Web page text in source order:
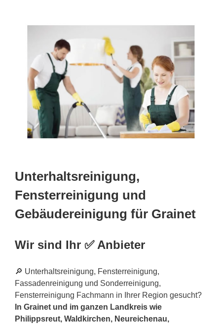
Unterhaltsreinigung,
Fensterreinigung und
Gebäudereinigung für Grainet
Wir sind Ihr ✅ Anbieter
🔎 Unterhaltsreinigung, Fensterreinigung,
Fassadenreinigung und Sonderreinigung,
Fensterreinigung Fachmann in Ihrer Region gesucht?
In Grainet und im ganzen Landkreis wie
Philippsreut, Waldkirchen, Neureichenau,